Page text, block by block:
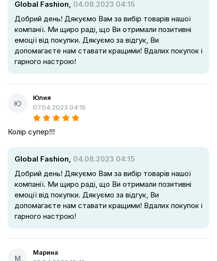
Global Fashion, 04.08.2023 04:15
Добрий день! Дякуємо Вам за вибір товарів нашої
компанії. Ми щиро раді, що Ви отримали позитивні
емоції від покупки. Дякуємо за відгук, Ви
допомагаєте нам ставати кращими! Вдалих покупок і
гарного настрою!
Ю
Юлия
07.04.2023 04:15
Колір супер!!!
Global Fashion, 04.08.2023 04:15
Добрий день! Дякуємо Вам за вибір товарів нашої
компанії. Ми щиро раді, що Ви отримали позитивні
емоції від покупки. Дякуємо за відгук, Ви
допомагаєте нам ставати кращими! Вдалих покупок і
гарного настрою!
М
Марина